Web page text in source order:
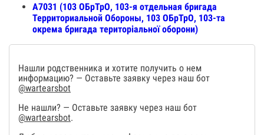
А7031 (103 ОБрТрО, 103-я отдельная бригада
Территориальной Обороны, 103 ОБрТрО, 103-та
окрема бригада територіальної оборони)
Нашли родственника и хотите получить о нем
информацию? — Оставьте заявку через наш бот
@wartearsbot
Не нашли? — Оставьте заявку через наш бот
@wartearsbot.